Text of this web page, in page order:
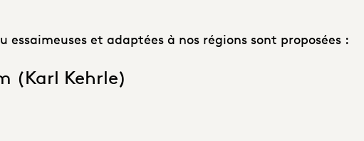
et adaptées à nos régions sont proposées :
(Karl Kehrle)